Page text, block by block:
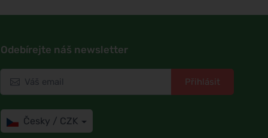
Odebírejte náš newsletter
Přihlásit
Česky / CZK